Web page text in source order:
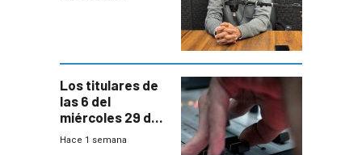
Los titulares de
las 6 del
miércoles 29 de
julio de 2026
Hace 1 semana